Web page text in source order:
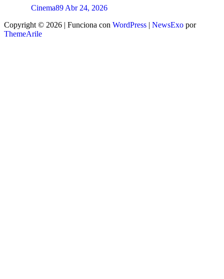
Cinema89 Abr 24, 2026
Copyright © 2026 | Funciona con WordPress | NewsExo por
ThemeArile